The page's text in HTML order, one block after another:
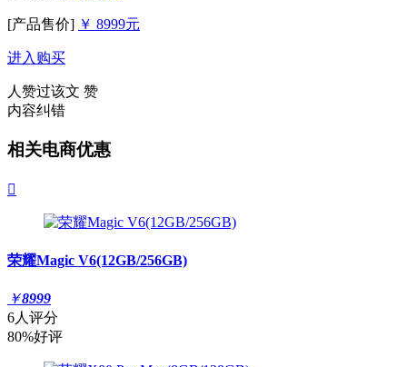
[产品售价] ￥ 8999元
进入购买
人赞过该文 赞
内容纠错
相关电商优惠

荣耀Magic V6(12GB/256GB)
￥8999
6人评分
80%好评